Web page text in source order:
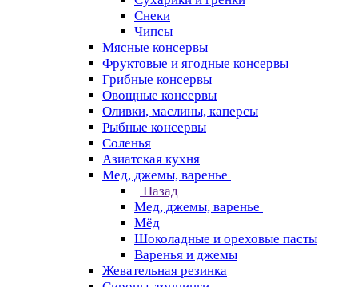
Снеки
Чипсы
Мясные консервы
Фруктовые и ягодные консервы
Грибные консервы
Овощные консервы
Оливки, маслины, каперсы
Рыбные консервы
Соленья
Азиатская кухня
Мед, джемы, варенье
Назад
Мед, джемы, варенье
Мёд
Шоколадные и ореховые пасты
Варенья и джемы
Жевательная резинка